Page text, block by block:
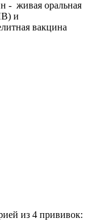
- живая оральная
и
вакцина
из 4 прививок: